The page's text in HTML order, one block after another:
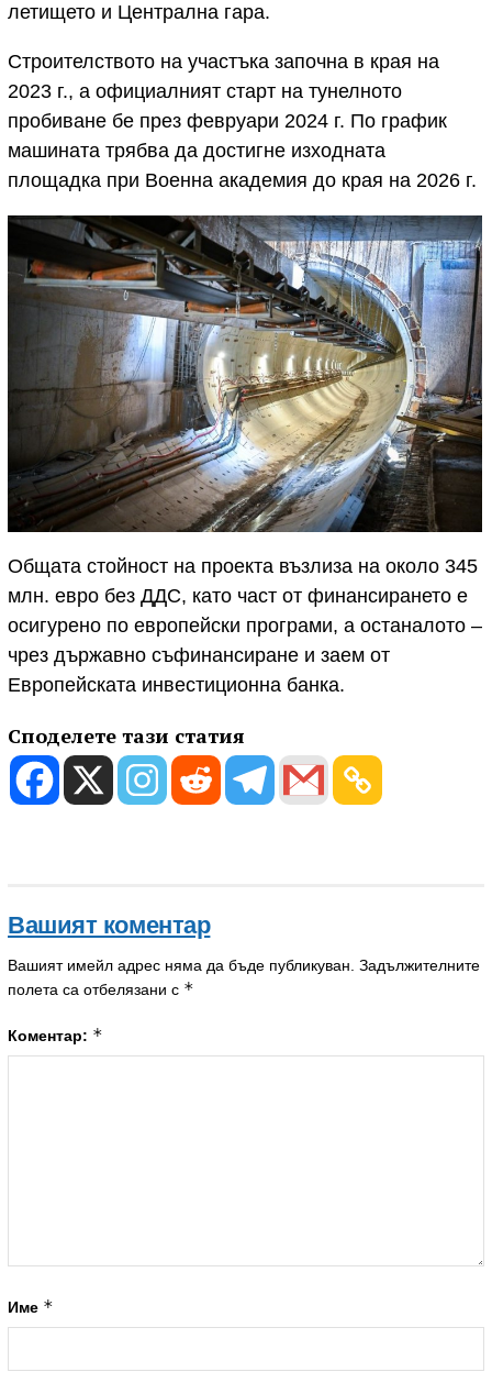
летището и Централна гара.
Строителството на участъка започна в края на
2023 г., а официалният старт на тунелното
пробиване бе през февруари 2024 г. По график
машината трябва да достигне изходната
площадка при Военна академия до края на 2026 г.
Общата стойност на проекта възлиза на около 345
млн. евро без ДДС, като част от финансирането е
осигурено по европейски програми, а останалото –
чрез държавно съфинансиране и заем от
Европейската инвестиционна банка.
Споделете тази статия
Вашият коментар
Вашият имейл адрес няма да бъде публикуван. Задължителните
полета са отбелязани с *
Коментар: *
Име *